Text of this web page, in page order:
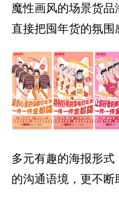
魔性画风的场景货品
直接把囤年货的氛
多元有趣的海报形
的沟通语境，更不断